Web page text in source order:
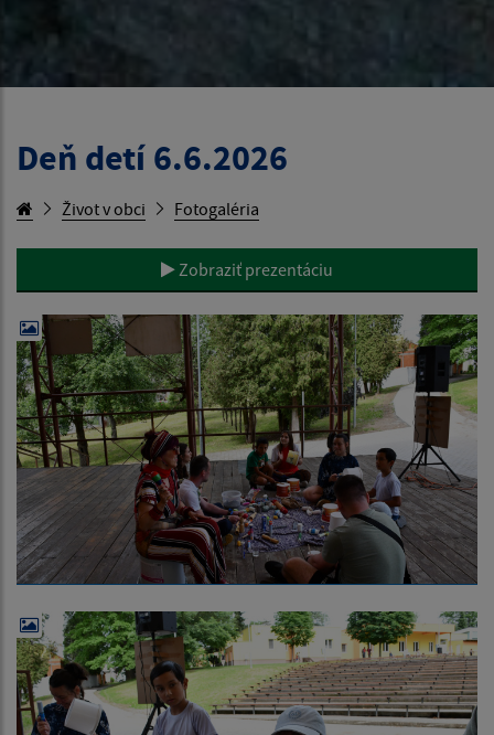
Deň detí 6.6.2026
Život v obci Fotogaléria
Zobraziť prezentáciu